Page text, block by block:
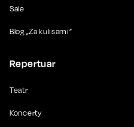
Sale
Blog „Za kulisami”
Repertuar
Teatr
Koncerty